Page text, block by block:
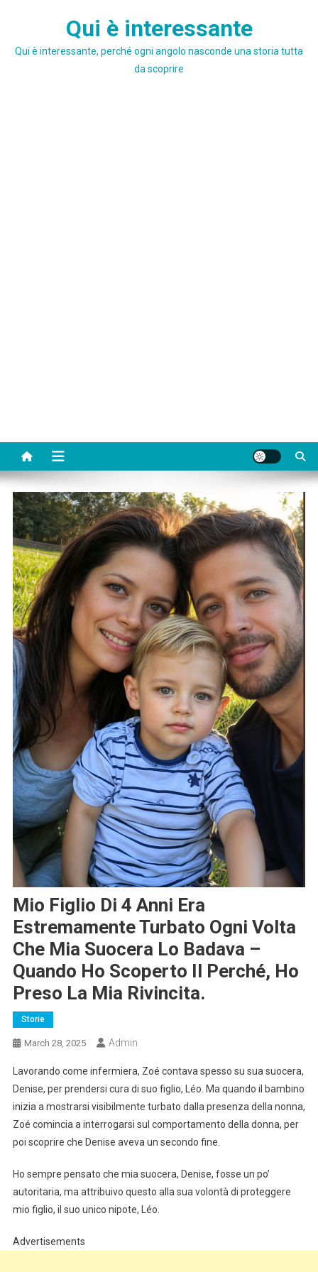
Qui è interessante
Qui è interessante, perché ogni angolo nasconde una storia tutta
da scoprire
Mio Figlio Di 4 Anni Era
Estremamente Turbato Ogni Volta
Che Mia Suocera Lo Badava –
Quando Ho Scoperto Il Perché, Ho
Preso La Mia Rivincita.
Storie
March 28, 2025 Admin
Lavorando come infermiera, Zoé contava spesso su sua suocera,
Denise, per prendersi cura di suo figlio, Léo. Ma quando il bambino
inizia a mostrarsi visibilmente turbato dalla presenza della nonna,
Zoé comincia a interrogarsi sul comportamento della donna, per
poi scoprire che Denise aveva un secondo fine.
Ho sempre pensato che mia suocera, Denise, fosse un po’
autoritaria, ma attribuivo questo alla sua volontà di proteggere
mio figlio, il suo unico nipote, Léo.
Advertisements